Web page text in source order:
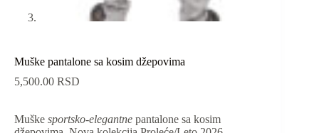
Muške pantalone sa kosim džepovima
5,500.00 RSD
Muške sportsko-elegantne pantalone sa kosim